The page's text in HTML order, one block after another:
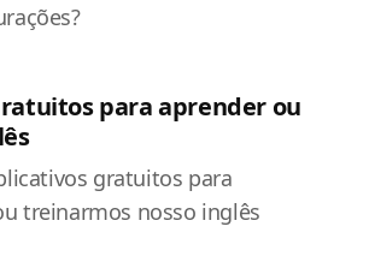
para aprender ou
gratuitos para
treinarmos nosso inglês